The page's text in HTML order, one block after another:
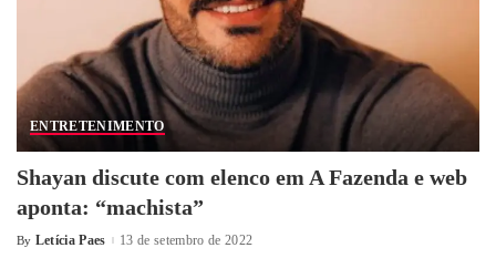
ENTRETENIMENTO
Shayan discute com elenco em A Fazenda e web
aponta: “machista”
By Letícia Paes 13 de setembro de 2022